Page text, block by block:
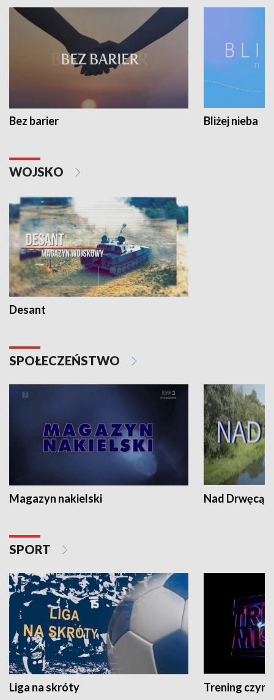
Bez barier Bliżej nieba
WOJSKO
Desant
SPOŁECZEŃSTWO
Magazyn nakielski Nad Drwęcą
SPORT
Liga na skróty Trening czyni